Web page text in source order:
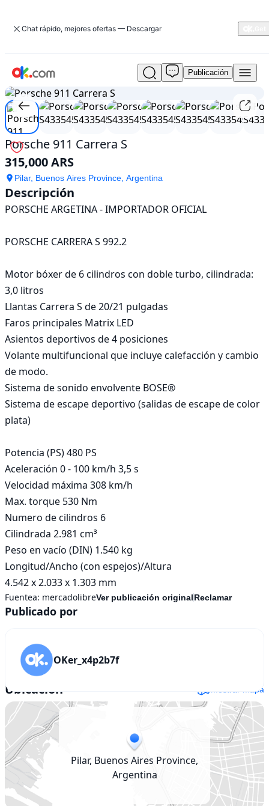
Chat rápido, mejores ofertas — Descargar
Usado
Porsche
911
Carrera
S
En
venta
315,000
ARS
Publicación
1/17
Porsche 911 Carrera S
315,000 ARS
Pilar, Buenos Aires Province, Argentina
Descripción
PORSCHE ARGETINA - IMPORTADOR OFICIAL
PORSCHE CARRERA S 992.2
Motor bóxer de 6 cilindros con doble turbo, cilindrada:
3,0 litros
Llantas Carrera S de 20/21 pulgadas
Faros principales Matrix LED
Asientos deportivos de 4 posiciones
Volante multifuncional que incluye calefacción y cambio
de modo.
Sistema de sonido envolvente BOSE®
Sistema de escape deportivo (salidas de escape de color
plata)
Potencia (PS) 480 PS
Aceleración 0 - 100 km/h 3,5 s
Velocidad máxima 308 km/h
Max. torque 530 Nm
Numero de cilindros 6
Cilindrada 2.981 cm³
Peso en vacío (DIN) 1.540 kg
Longitud/Ancho (con espejos)/Altura
4.542 x 2.033 x 1.303 mm
Fuentea: mercadolibreVer publicación originalReclamar
Publicado por
OKer_x4p2b7f
Ubicación Mostrar mapa
Pilar, Buenos Aires Province,
Argentina